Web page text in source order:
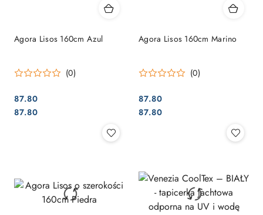
Agora Lisos 160cm Azul
(0)
Cena:
87.80
Cena:
87.80
Agora Lisos 160cm Marino
(0)
Cena:
87.80
Cena:
87.80